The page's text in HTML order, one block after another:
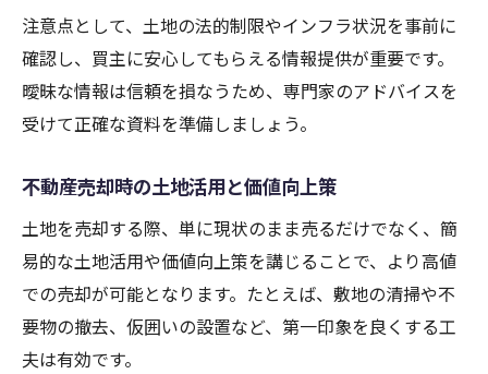
注意点として、土地の法的制限やインフラ状況を事前に
確認し、買主に安心してもらえる情報提供が重要です。
曖昧な情報は信頼を損なうため、専門家のアドバイスを
受けて正確な資料を準備しましょう。
不動産売却時の土地活用と価値向上策
土地を売却する際、単に現状のまま売るだけでなく、簡
易的な土地活用や価値向上策を講じることで、より高値
での売却が可能となります。たとえば、敷地の清掃や不
要物の撤去、仮囲いの設置など、第一印象を良くする工
夫は有効です。